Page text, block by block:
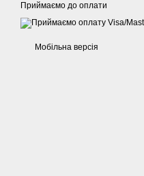
Приймаємо до оплати
Мобільна версія